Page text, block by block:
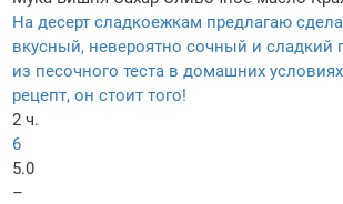
На десерт сладкоежкам предлагаю
вкусный, невероятно сочный и сладкий
из песочного теста в домашних
рецепт, он стоит того!
2 ч.
6
5.0
–